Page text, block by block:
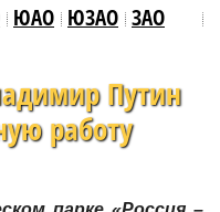
ЮАО ЮЗАО ЗАО
Путин
работу